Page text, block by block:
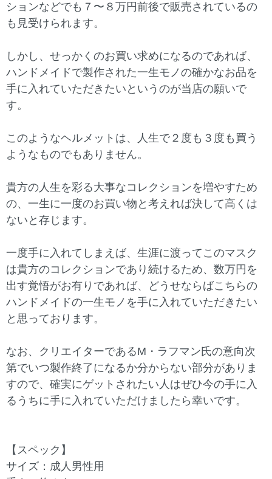
ションなどでも７〜８万円前後で販売されているの
も見受けられます。
しかし、せっかくのお買い求めになるのであれば、
ハンドメイドで製作された一生モノの確かなお品を
手に入れていただきたいというのが当店の願いで
す。
このようなヘルメットは、人生で２度も３度も買う
ようなものでもありません。
貴方の人生を彩る大事なコレクションを増やすため
の、一生に一度のお買い物と考えれば決して高くは
ないと存じます。
一度手に入れてしまえば、生涯に渡ってこのマスク
は貴方のコレクションであり続けるため、数万円を
出す覚悟がお有りであれば、どうせならばこちらの
ハンドメイドの一生モノを手に入れていただきたい
と思っております。
なお、クリエイターであるM・ラフマン氏の意向次
第でいつ製作終了になるか分からない部分がありま
すので、確実にゲットされたい人はぜひ今の手に入
るうちに手に入れていただけましたら幸いです。
【スペック】
サイズ：成人男性用